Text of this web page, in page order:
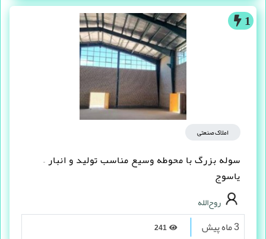
1
املاک صنعتی
سوله بزرگ با محوطه وسیع مناسب تولید و انبار –
یاسوج
روح‌الله
3 ماه پیش